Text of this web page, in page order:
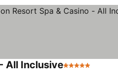
All Inclusive5 Estrellas